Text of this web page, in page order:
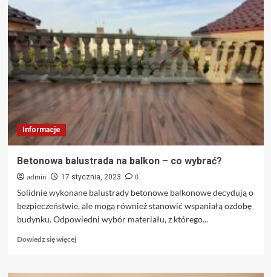
–
Kraków
i
okolice
Informacje
Betonowa balustrada na balkon – co wybrać?
admin 17 stycznia, 2023
0
Solidnie wykonane balustrady betonowe balkonowe decydują o
bezpieczeństwie, ale mogą również stanowić wspaniałą ozdobę
budynku. Odpowiedni wybór materiału, z którego...
Dowiedz się więcejDowiedz
o